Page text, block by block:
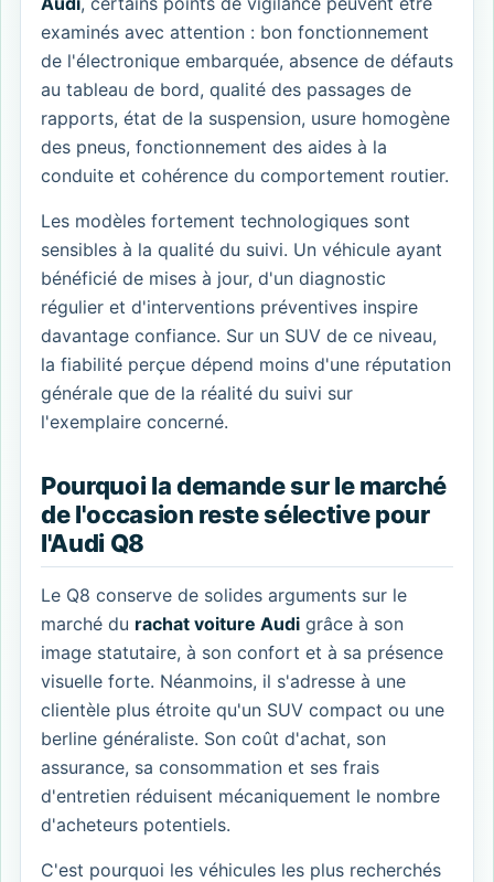
examinés avec attention : bon fonctionnement
de l'électronique embarquée, absence de défauts
au tableau de bord, qualité des passages de
rapports, état de la suspension, usure homogène
des pneus, fonctionnement des aides à la
conduite et cohérence du comportement routier.
Les modèles fortement technologiques sont
sensibles à la qualité du suivi. Un véhicule ayant
bénéficié de mises à jour, d'un diagnostic
régulier et d'interventions préventives inspire
davantage confiance. Sur un SUV de ce niveau,
la fiabilité perçue dépend moins d'une réputation
générale que de la réalité du suivi sur
l'exemplaire concerné.
Pourquoi la demande sur le marché
de l'occasion reste sélective pour
l'Audi Q8
Le Q8 conserve de solides arguments sur le
marché du rachat voiture Audi grâce à son
image statutaire, à son confort et à sa présence
visuelle forte. Néanmoins, il s'adresse à une
clientèle plus étroite qu'un SUV compact ou une
berline généraliste. Son coût d'achat, son
assurance, sa consommation et ses frais
d'entretien réduisent mécaniquement le nombre
d'acheteurs potentiels.
C'est pourquoi les véhicules les plus recherchés